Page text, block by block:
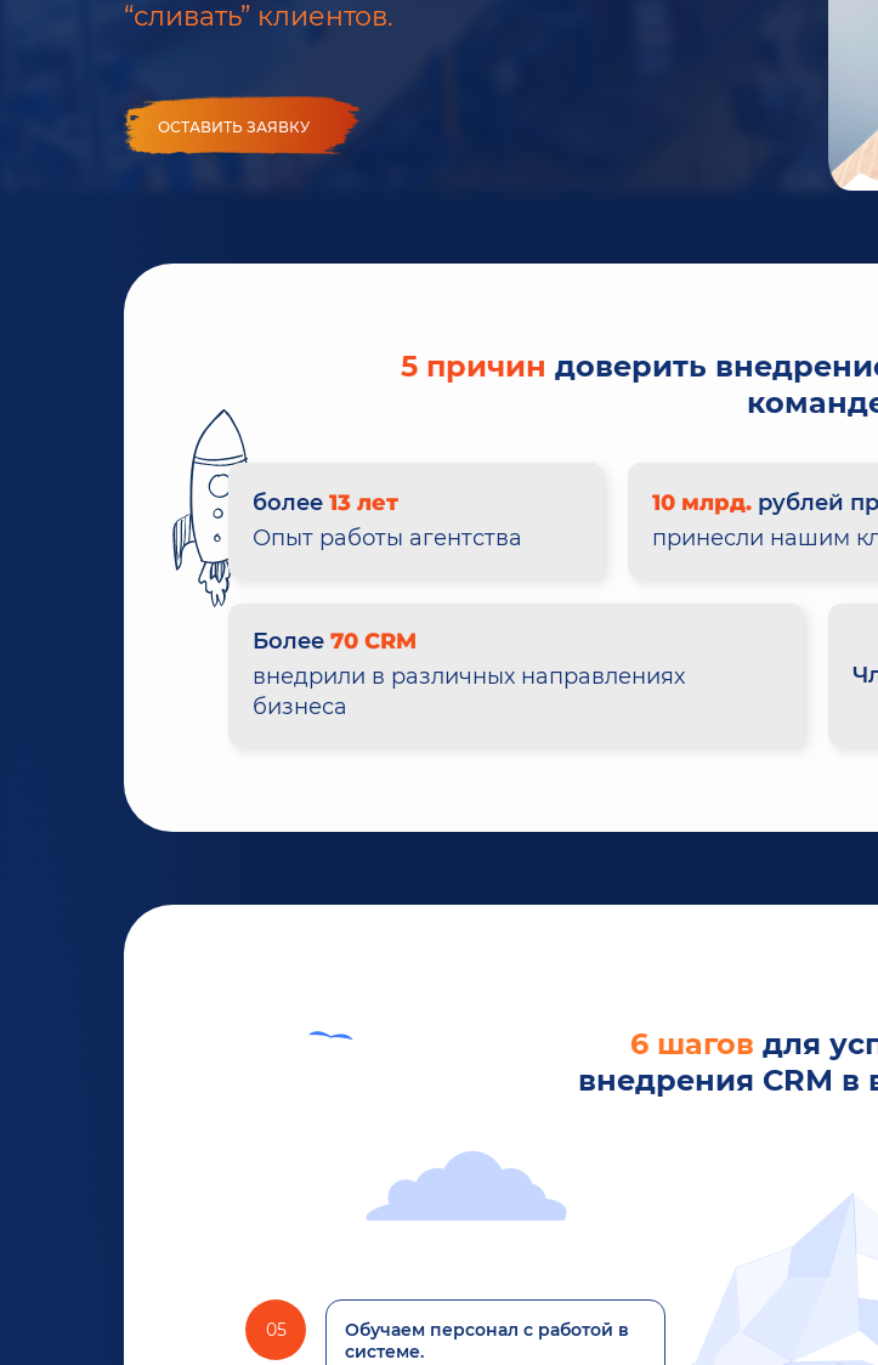
“сливать” клиентов.
ОСТАВИТЬ ЗАЯВКУ
5 причин доверить
более 13 лет
Опыт работы агентства
10 млрд. рублей
принесли нашим
Более 70 CRM
внедрили в различных направлениях
бизнеса
6 шагов для
внедрения СRМ в
05
Обучаем персонал с работой в
системе.